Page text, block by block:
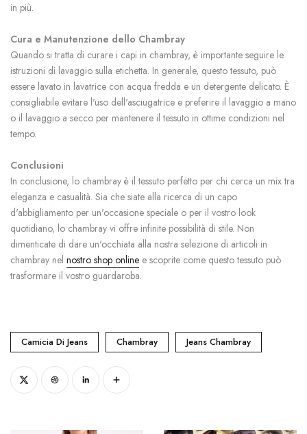
in più.
Cura e Manutenzione dello Chambray
Quando si tratta di curare i capi in chambray, è importante seguire le
istruzioni di lavaggio sulla etichetta. In generale, questo tessuto, può
essere lavato in lavatrice con acqua fredda e un detergente delicato. È
consigliabile evitare l'uso dell'asciugatrice e preferire il lavaggio a mano
o il lavaggio a secco per mantenere il tessuto in ottime condizioni nel
tempo.
Conclusioni
In conclusione, lo chambray è il tessuto perfetto per chi cerca un mix tra
eleganza e casualità. Sia che siate alla ricerca di un capo
d'abbigliamento per un'occasione speciale o per il vostro look
quotidiano, lo chambray vi offre infinite possibilità di stile. Non
dimenticate di dare un'occhiata alla nostra selezione di articoli in
chambray nel nostro shop online e scoprite come questo tessuto può
trasformare il vostro guardaroba.
Camicia Di Jeans Chambray Jeans Chambray